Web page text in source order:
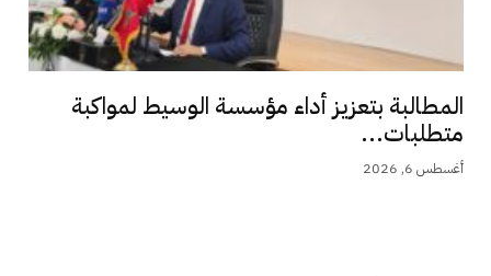
المطالبة بتعزيز أداء مؤسسة الوسيط لمواكبة
متطلبات...
أغسطس 6, 2026